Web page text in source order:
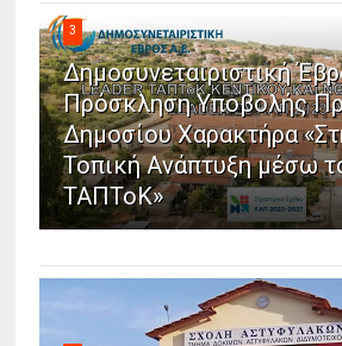
3
Δημοσυνεταιριστική
Πρόσκληση Υποβολής
Δημοσίου Χαρακτήρα
Τοπική Ανάπτυξη μέσω
ΤΑΠΤοΚ»